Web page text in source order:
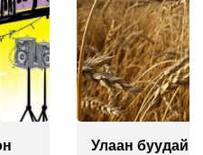
10-12 см-ээр өндөр